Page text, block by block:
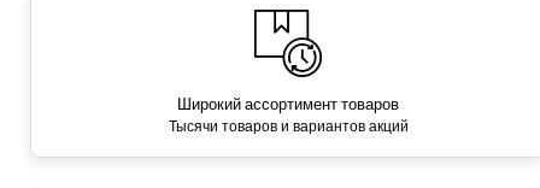
Широкий ассортимент товаров
Тысячи товаров и вариантов акций